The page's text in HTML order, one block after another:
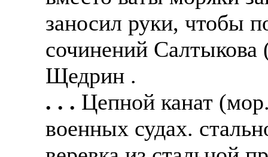
заносил руки, чтобы
сочинений
Щедрин .
. . . Цепной канат
военных судах.